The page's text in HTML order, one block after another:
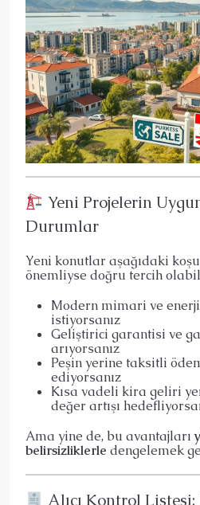
Yeni Projelerin
Durumlar
Yeni konutlar aşağıdaki
önemliyse doğru tercih
Modern mimari ve
istiyorsanız
Geliştirici garantisi ve
arıyorsanız
Peşin yerine taksitli
ediyorsanız
Kısa vadeli kira geliri
değer artışı
Ama yine de, bu avantajları
belirsizliklerle dengelemek
Alıcı Kontrol